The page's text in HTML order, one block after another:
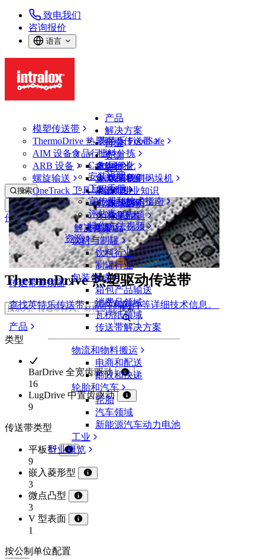
致电我们
咨询报价
语言
产品
模塑传送带
ThermoDrive 热塑驱动传送带
AIM 设备
ARB 设备
螺旋输送
OneTrack 工具与组件
传送带查找器
查找英特乐传送带、部件和附件等详细技术信息。
产品
解决方案
英特乐 FoodSafe
批料分拣
布局优化
从包装机到码垛机
专业知识
服务
技术
解决方案
行业
食品行业
禽肉行业
鱼类和海鲜
果蔬行业
烘焙行业
休闲食品
乳制品
饮料与制罐
饮料行业
制罐行业
包装领域
箱包产品输送
消费品领域
瓦楞纸领域
传送带解决方案
物流和物料搬运
电商和配送
邮政和快递
轮胎和汽车
轮胎
汽车领域
新能源汽车动力电池
工业
行业概览
资源
CalcLab
安装说明
工程手册
宣传册和技术指南
评估表
操作方法视频
资源
支持
联系我们
保证
政策声明
常见问题
支持
搜索
打开菜单
传送带查找器
传送带查找器
ThermoDrive 热塑驱动传送带
ThermoDrive 热塑驱动传送带
搜索
类型
BarDrive 全宽齿驱动
16
LugDrive 中置齿驱动
9
传送带类型
平板型
9
嵌入菱形型
3
微点凸型
3
V 型表面
1
按公制单位配置